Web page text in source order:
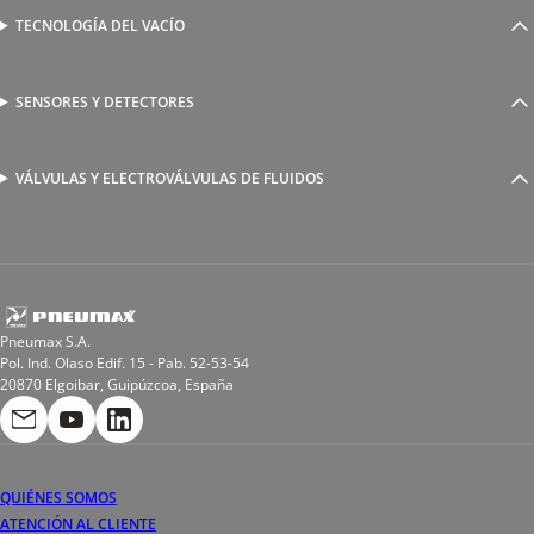
Válvulas complementarias
Racores rápidos
Reguladores de caudal
Racores para soldadura
TECNOLOGÍA DEL VACÍO
Ventosas
Válvulas y electroválvulas
SENSORES Y DETECTORES
Detectores magnéticos
VÁLVULAS Y ELECTROVÁLVULAS DE FLUIDOS
Electroválvulas de acción directa
Bobinas
Pneumax S.A.
Pol. Ind. Olaso Edif. 15 - Pab. 52-53-54
20870 Elgoibar, Guipúzcoa, España
QUIÉNES SOMOS
ATENCIÓN AL CLIENTE